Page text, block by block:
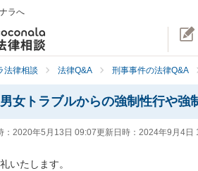
ラへ
法律相談 法律Q&A 刑事事件の法律Q&A
男女トラブルからの強制性行や強
2020年5月13日 09:07更新日時： 2024年9月4日
いたします。